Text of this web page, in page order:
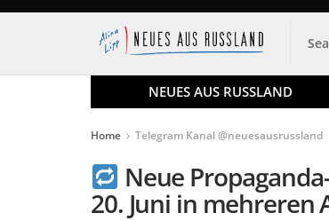
NEUES AUS RUSSLAND
Home Telegram Kanal @neuesausrussland
Neue
20. Juni in